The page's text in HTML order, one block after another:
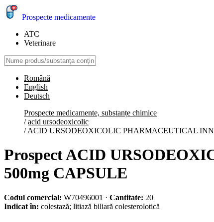
Prospecte medicamente
ATC
Veterinare
Română
English
Deutsch
Prospecte medicamente, substanțe chimice
/ acid ursodeoxicolic
/ ACID URSODEOXICOLIC PHARMACEUTICAL
Prospect ACID
500mg CAPSULE
Codul comercial: W70496001 · Cantitate: 20
Indicat în: colestază; litiază biliară colesterolotică